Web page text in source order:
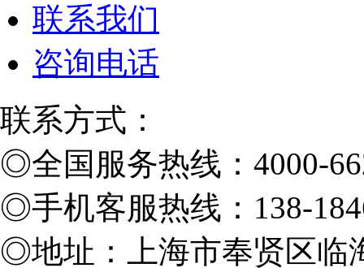
联系我们
咨询电话
联系方式：
◎全国服务热线：4000-
◎手机客服热线：138-
◎地址：上海市奉贤区临